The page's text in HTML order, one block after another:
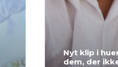
Nyt klip i
dem, der